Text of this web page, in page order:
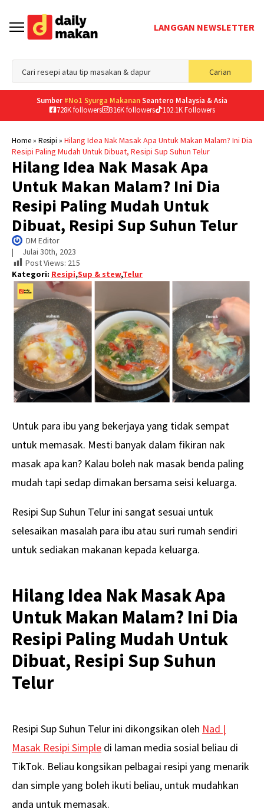
LANGGAN NEWSLETTER
Carian
for:
Sumber #No1 Syurga MakananSeantero Malaysia & Asia
728K followers
316K followers 102.1K Followers
Home» Resipi » Hilang Idea Nak Masak Apa Untuk Makan Malam? Ini Dia
Resipi Paling Mudah Untuk Dibuat, Resipi Sup Suhun Telur
Hilang Idea Nak Masak Apa
Untuk Makan Malam? Ini Dia
Resipi Paling Mudah Untuk
Dibuat, Resipi Sup Suhun Telur
DM Editor
| Julai 30th, 2023
Post Views: 215
Kategori: Resipi,Sup & stew,Telur
Untuk para ibu yang bekerjaya yang tidak sempat
untuk memasak. Mesti banyak dalam fikiran nak
masak apa kan? Kalau boleh nak masak benda paling
mudah tapi sedap dimakan bersama seisi keluarga.
Resipi Sup Suhun Telur ini sangat sesuai untuk
selesaikan masalah para ibu atau suri rumah sendiri
untuk sediakan makanan kepada keluarga.
Hilang Idea Nak Masak Apa
Untuk Makan Malam? Ini Dia
Resipi Paling Mudah Untuk
Dibuat, Resipi Sup Suhun
Telur
Resipi Sup Suhun Telur ini dikongsikan oleh Nad |
Masak Resipi Simple di laman media sosial beliau di
TikTok. Beliau kongsikan pelbagai resipi yang menarik
dan simple yang boleh ikuti beliau, untuk mudahkan
anda untuk memasak.